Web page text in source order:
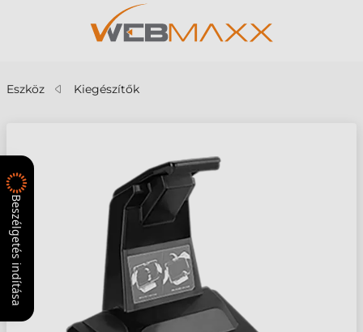
Eszköz Kiegészítők
Beszélgetés indítása